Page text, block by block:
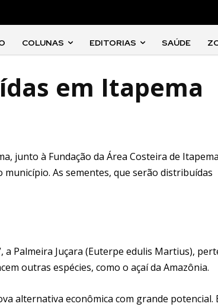
COLUNAS EDITORIAS SAÚDE
em Itapema
junto à Fundação da Área Costeira de Itapema
As sementes, que serão distribuídas
a Palmeira Juçara (Euterpe edulis Martius),
outras espécies, como o açaí da Amazônia.
alternativa econômica com grande potencial.